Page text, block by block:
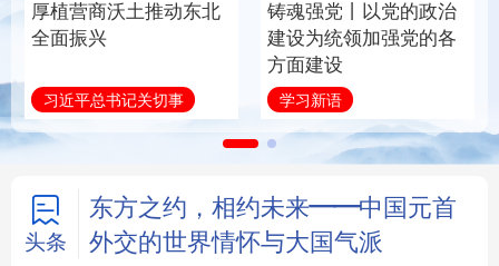
访谈 视频 图片 政务
信息化 数字经济
学术中国 乡村振兴 银龄 溯源中国
城市 旅游 能源
以党的政治
加强党的各
“作为千年古都，要把传
统和现代有机融合在一
近镜头
奋进开新局
头条
东方之约，相约未来——中国元首
外交的世界情怀与大国气派